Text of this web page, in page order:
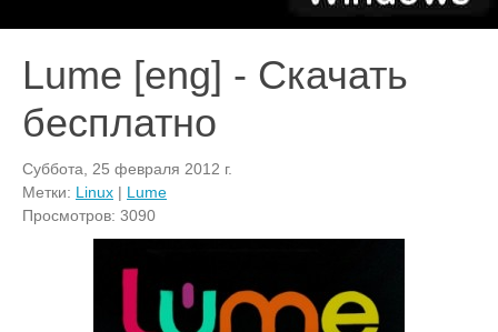
Lume [eng] - Скачать
бесплатно
Суббота, 25 февраля 2012 г.
Метки: Linux | Lume
Просмотров: 3090